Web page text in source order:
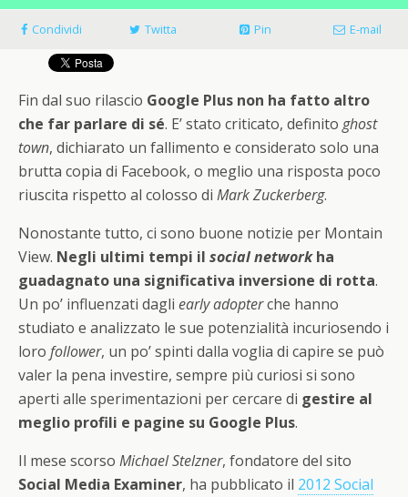
Condividi Twitta Pin E-mail
Fin dal suo rilascio Google Plus non ha fatto altro
che far parlare di sé. E’ stato criticato, definito ghost
town, dichiarato un fallimento e considerato solo una
brutta copia di Facebook, o meglio una risposta poco
riuscita rispetto al colosso di Mark Zuckerberg.
Nonostante tutto, ci sono buone notizie per Montain
View. Negli ultimi tempi il social networkha
guadagnato una significativa inversione di rotta.
Un po’ influenzati dagli early adopterche hanno
studiato e analizzato le sue potenzialità incuriosendo i
loro follower, un po’ spinti dalla voglia di capire se può
valer la pena investire, sempre più curiosi si sono
aperti alle sperimentazioni per cercare di gestire al
meglio profili e pagine su Google Plus.
Il mese scorso Michael Stelzner, fondatore del sito
Social Media Examiner, ha pubblicato il 2012 Social